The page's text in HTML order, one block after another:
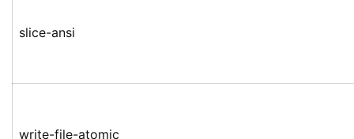
slice-ansi
write-file-atomic